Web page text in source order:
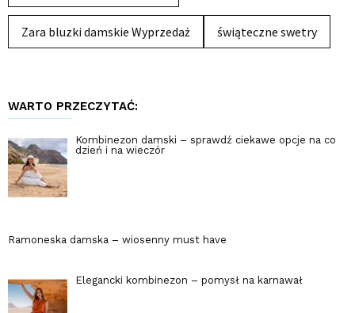
Zara bluzki damskie Wyprzedaż świąteczne swetry
WARTO PRZECZYTAĆ:
Kombinezon damski – sprawdź ciekawe opcje na co
dzień i na wieczór
Ramoneska damska – wiosenny must have
Elegancki kombinezon – pomysł na karnawał